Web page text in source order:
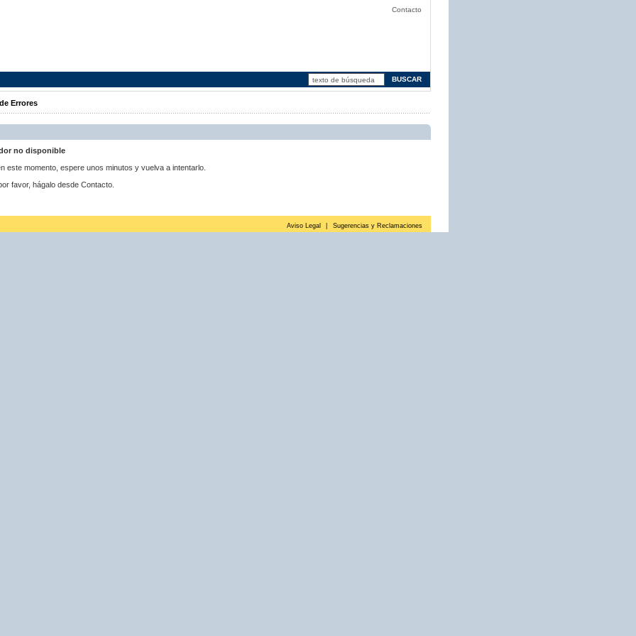
Contacto
Errores
no disponible
este momento, espere unos minutos y vuelva a intentarlo.
favor, hágalo desde Contacto.
Aviso Legal Sugerencias y Reclamaciones